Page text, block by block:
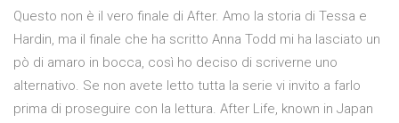
Questo non è il vero finale di After. Amo la storia di Tessa e
Hardin, ma il finale che ha scritto Anna Todd mi ha lasciato un
pò di amaro in bocca, così ho deciso di scriverne uno
alternativo. Se non avete letto tutta la serie vi invito a farlo
prima di proseguire con la lettura. After Life, known in Japan